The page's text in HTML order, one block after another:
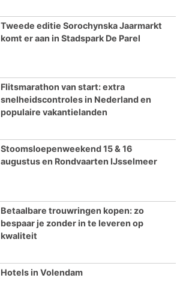
Tweede editie Sorochynska Jaarmarkt
komt er aan in Stadspark De Parel
Flitsmarathon van start: extra
snelheidscontroles in Nederland en
populaire vakantielanden
Stoomsloepenweekend 15 & 16
augustus en Rondvaarten IJsselmeer
Betaalbare trouwringen kopen: zo
bespaar je zonder in te leveren op
kwaliteit
Hotels in Volendam